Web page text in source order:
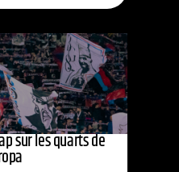
sur les quarts de